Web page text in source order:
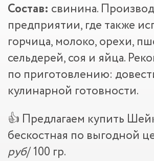
Состав: свинина.
предприятии, где также
горчица, молоко, орехи,
сельдерей, соя и яйца.
по приготовлению:
кулинарной готовности.
👍 Предлагаем купить
бескостная по выгодной
руб/ 100 гр.